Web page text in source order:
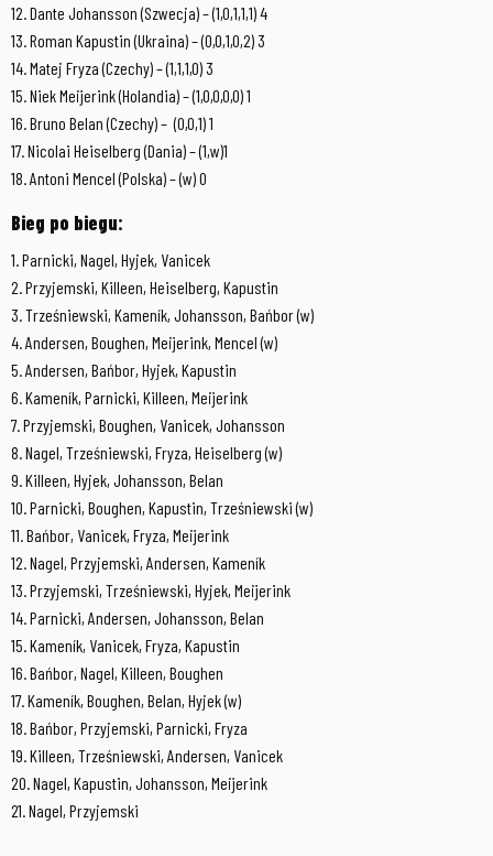
12. Dante Johansson (Szwecja) – (1,0,1,1,1) 4
13. Roman Kapustin (Ukraina) – (0,0,1,0,2) 3
14. Matej Fryza (Czechy) – (1,1,1,0) 3
15. Niek Meijerink (Holandia) – (1,0,0,0,0) 1
16. Bruno Belan (Czechy) – (0,0,1) 1
17. Nicolai Heiselberg (Dania) – (1,w)1
18. Antoni Mencel (Polska) – (w) 0
Bieg po biegu:
1. Parnicki, Nagel, Hyjek, Vanicek
2. Przyjemski, Killeen, Heiselberg, Kapustin
3. Trześniewski, Kameník, Johansson, Bańbor (w)
4. Andersen, Boughen, Meijerink, Mencel (w)
5. Andersen, Bańbor, Hyjek, Kapustin
6. Kameník, Parnicki, Killeen, Meijerink
7. Przyjemski, Boughen, Vanicek, Johansson
8. Nagel, Trześniewski, Fryza, Heiselberg (w)
9. Killeen, Hyjek, Johansson, Belan
10. Parnicki, Boughen, Kapustin, Trześniewski (w)
11. Bańbor, Vanicek, Fryza, Meijerink
12. Nagel, Przyjemski, Andersen, Kameník
13. Przyjemski, Trześniewski, Hyjek, Meijerink
14. Parnicki, Andersen, Johansson, Belan
15. Kameník, Vanicek, Fryza, Kapustin
16. Bańbor, Nagel, Killeen, Boughen
17. Kameník, Boughen, Belan, Hyjek (w)
18. Bańbor, Przyjemski, Parnicki, Fryza
19. Killeen, Trześniewski, Andersen, Vanicek
20. Nagel, Kapustin, Johansson, Meijerink
21. Nagel, Przyjemski